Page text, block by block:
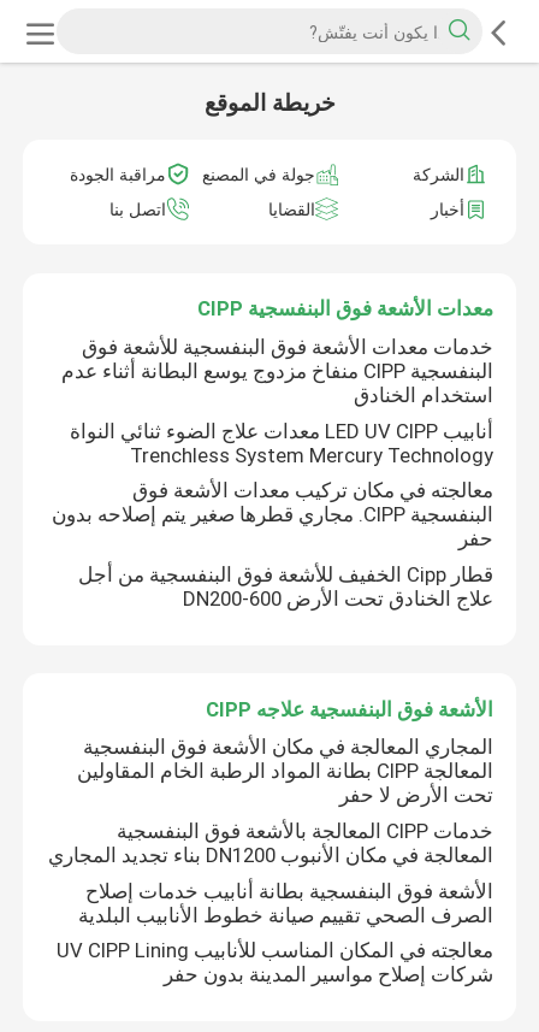
خريطة الموقع
الشركة جولة في المصنع
مراقبة الجودة
أخبار
القضايا اتصل بنا
معدات الأشعة فوق البنفسجية CIPP
خدمات معدات الأشعة فوق البنفسجية للأشعة فوق
البنفسجية CIPP منفاخ مزدوج يوسع البطانة أثناء عدم
استخدام الخنادق
أنابيب LED UV CIPP معدات علاج الضوء ثنائي النواة
Trenchless System Mercury Technology
معالجته في مكان تركيب معدات الأشعة فوق
البنفسجية CIPP. مجاري قطرها صغير يتم إصلاحه بدون
حفر
قطار Cipp الخفيف للأشعة فوق البنفسجية من أجل
علاج الخنادق تحت الأرض DN200-600
الأشعة فوق البنفسجية علاجه CIPP
المجاري المعالجة في مكان الأشعة فوق البنفسجية
المعالجة CIPP بطانة المواد الرطبة الخام المقاولين
تحت الأرض لا حفر
خدمات CIPP المعالجة بالأشعة فوق البنفسجية
المعالجة في مكان الأنبوب DN1200 بناء تجديد المجاري
الأشعة فوق البنفسجية بطانة أنابيب خدمات إصلاح
الصرف الصحي تقييم صيانة خطوط الأنابيب البلدية
معالجته في المكان المناسب للأنابيب UV CIPP Lining
شركات إصلاح مواسير المدينة بدون حفر